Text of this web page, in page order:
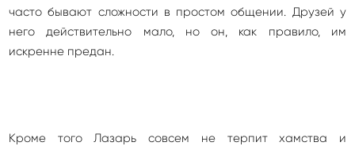
часто бывают сложности в простом общении. Друзей у
него действительно мало, но он, как правило, им
искренне предан.
Кроме того Лазарь совсем не терпит хамства и